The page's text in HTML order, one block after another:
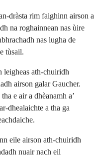
dràsta rim faighinn airson a
na roghainnean nas ùire
nas lugha de
tùsail.
leigheas ath-chuiridh
airson galar Gaucher.
e air a dhèanamh a’
dhealaichte a tha ga
eile airson ath-chuiridh
nuair nach eil